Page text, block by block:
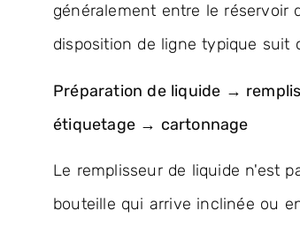
généralement entre le réservoir
disposition de ligne typique suit
Préparation de liquide →
étiquetage → cartonnage
Le remplisseur de liquide n'est
bouteille qui arrive inclinée ou